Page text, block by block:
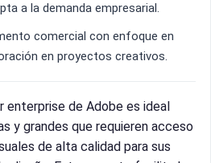
a la demanda empresarial.
comercial con enfoque en
en proyectos creativos.
enterprise de Adobe es ideal
y grandes que requieren acceso
de alta calidad para sus